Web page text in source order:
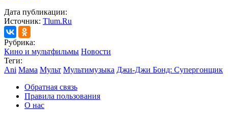
Дата публикации:
Источник: Tlum.Ru
Рубрика:
Кино и мультфильмы Новости
Теги:
Ani Мама Мульт Мультимузыка Джи-Джи Бонд: Супергонщик
Обратная связь
Правила пользования
О нас